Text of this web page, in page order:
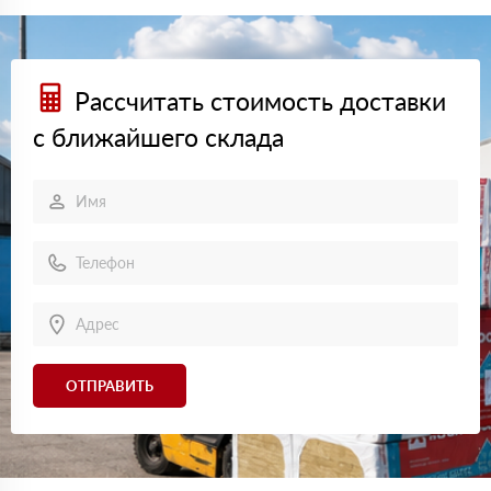
Рассчитать стоимость доставки
с ближайшего склада
ОТПРАВИТЬ